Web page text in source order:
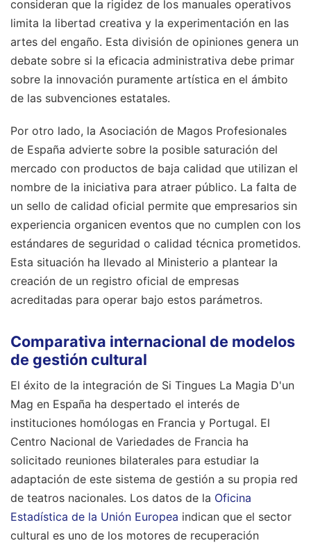
consideran que la rigidez de los manuales operativos
limita la libertad creativa y la experimentación en las
artes del engaño. Esta división de opiniones genera un
debate sobre si la eficacia administrativa debe primar
sobre la innovación puramente artística en el ámbito
de las subvenciones estatales.
Por otro lado, la Asociación de Magos Profesionales
de España advierte sobre la posible saturación del
mercado con productos de baja calidad que utilizan el
nombre de la iniciativa para atraer público. La falta de
un sello de calidad oficial permite que empresarios sin
experiencia organicen eventos que no cumplen con los
estándares de seguridad o calidad técnica prometidos.
Esta situación ha llevado al Ministerio a plantear la
creación de un registro oficial de empresas
acreditadas para operar bajo estos parámetros.
Comparativa internacional de modelos
de gestión cultural
El éxito de la integración de Si Tingues La Magia D'un
Mag en España ha despertado el interés de
instituciones homólogas en Francia y Portugal. El
Centro Nacional de Variedades de Francia ha
solicitado reuniones bilaterales para estudiar la
adaptación de este sistema de gestión a su propia red
de teatros nacionales. Los datos de la Oficina
Estadística de la Unión Europea indican que el sector
cultural es uno de los motores de recuperación